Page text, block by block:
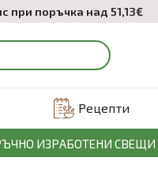
при поръчка над 51,13€
Рецепти
ИЗРАБОТЕНИ СВЕЩИ